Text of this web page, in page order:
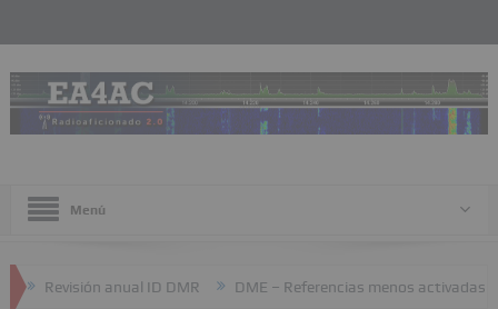
Menú
Revisión anual ID DMR DME – Referencias menos activadas